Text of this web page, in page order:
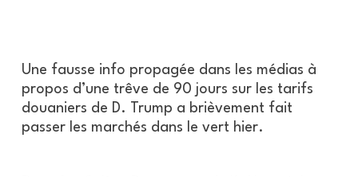
Une fausse info propagée dans les médias à
propos d’une trêve de 90 jours sur les tarifs
douaniers de D. Trump a brièvement fait
passer les marchés dans le vert hier.